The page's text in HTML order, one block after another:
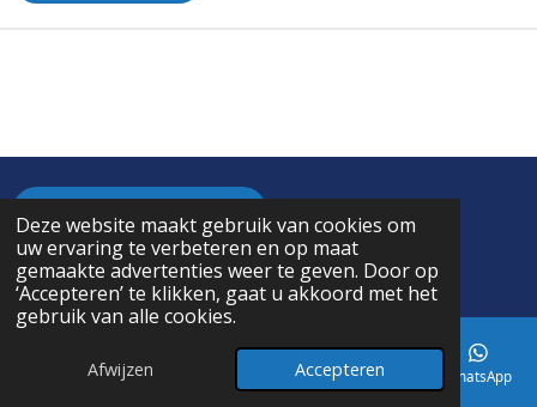
Deze website maakt gebruik van cookies om
uw ervaring te verbeteren en op maat
gemaakte advertenties weer te geven. Door op
‘Accepteren’ te klikken, gaat u akkoord met het
gebruik van alle cookies.
Afwijzen Accepteren
ALGEMENE VOORWAARDEN
© 2024 - 2026 Agri Technics
Powered byJouwWeb
E-mailadres Telefoonnummer Kaart Facebook WhatsApp